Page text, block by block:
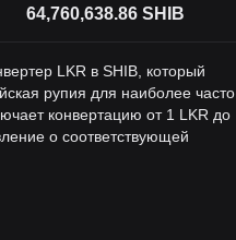
64,760,638.86 SHIB
LKR в SHIB, который
рупия для наиболее часто
конвертацию от 1 LKR до
о соответствующей